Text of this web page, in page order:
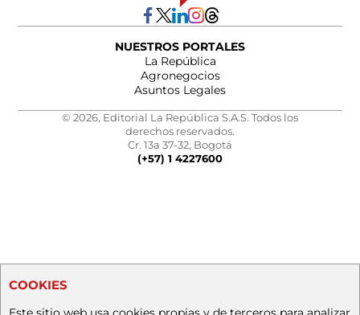
NUESTROS PORTALES
La República
Agronegocios
Asuntos Legales
© 2026, Editorial La República S.A.S. Todos los
derechos reservados.
Cr. 13a 37-32, Bogotá
(+57) 1 4227600
COOKIES